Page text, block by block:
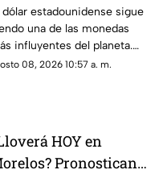
Descubre cuánto
el dólar en
HOY
dólar estadounidense sigue
una de las monedas
influyentes del planeta.
es el precio que tiene en
08, 2026 10:57 a. m.
HOY en
Pronostican